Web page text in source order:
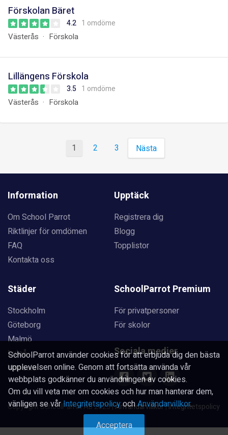
Förskolan Bäret
4.2 1 omdöme
Västerås Förskola
Lillängens Förskola
3.5 1 omdöme
Västerås Förskola
1 2 3 Nästa
Information
Om School Parrot
Riktlinjer för omdömen
FAQ
Kontakta oss
Upptäck
Registrera dig
Blogg
Topplistor
Städer
Stockholm
Göteborg
Malmö
Luleå
Uppsala
SchoolParrot Premium
För privatpersoner
För skolor
Sociala medier
Copyright SchoolParrot AB 2023|Användarvillkor|Integritetspolicy
SchoolParrot använder cookies för att erbjuda dig den bästa
upplevelsen online. Genom att fortsätta använda vår
webbplats godkänner du användningen av cookies.
Om du vill veta mer om cookies och hur man hanterar dem,
vänligen se vårIntegritetspolicyochAnvändarvillkor.
Acceptera